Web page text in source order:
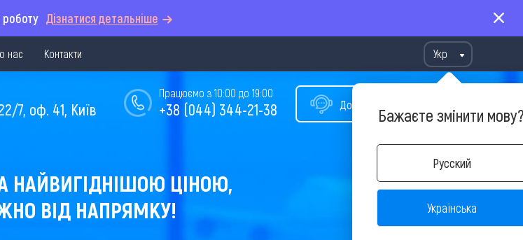
роботу Дізнатися детальніше
нас Контакти Укр
Бажаєте змінити
Русский
Українська
Допомога у виборі туру
Працюємо з 10:00 до 19:00
+38 (044) 344-21-38
7, оф. 41, Київ
НАЙВИГІДНІШОЮ ЦІНОЮ,
ВІД НАПРЯМКУ!